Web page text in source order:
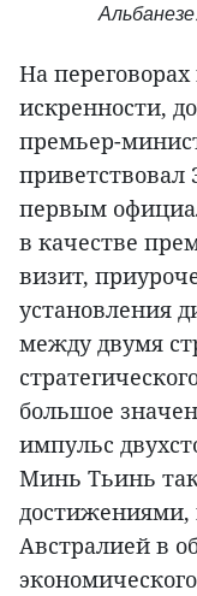
На
искренности,
премьер-
приветствовал
первым
в качестве
визит,
установления
между двумя
большое
импульс
Минь Тьинь
достижениями,
Австралией в